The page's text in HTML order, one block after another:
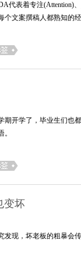
代表着专注(Attention)
个文案撰稿人都熟知的
期开学了，毕业生们也
。
变坏
发现，坏老板的粗暴会